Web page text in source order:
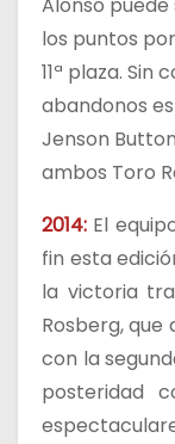
Alonso
los puntos
11ª plaza.
abandonos
Jenson
ambos Toro
2014: El
fin esta
la victoria
Rosberg,
con la
posteridad